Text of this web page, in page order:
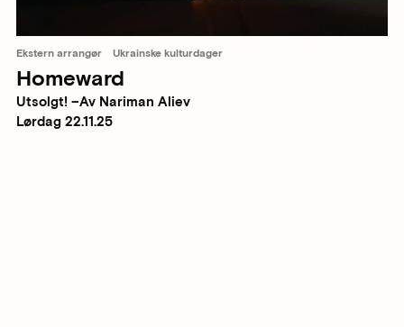
Ekstern arrangør Ukrainske kulturdager
Homeward
Utsolgt! –Av Nariman Aliev
Lørdag 22.11.25